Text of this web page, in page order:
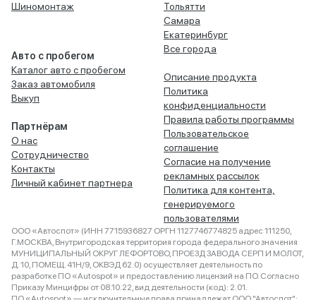
Шиномонтаж
Авто с пробегом
Каталог авто с пробегом
Заказ автомобиля
Выкуп
Партнёрам
О нас
Сотрудничество
Контакты
Личный кабинет партнера
Тольятти
Самара
Екатеринбург
Все города
Описание продукта
Политика
конфиденциальности
Правила работы программы
Пользовательское
соглашение
Согласие на получение
рекламных рассылок
Политика для контента,
генерируемого
пользователями
ООО «Автоспот» (ИНН 7715936827 ОРГН 1127746774825 адрес 111250,
Г.МОСКВА, Внутригородская территория города федерального значения
МУНИЦИПАЛЬНЫЙ ОКРУГ ЛЕФОРТОВО, ПРОЕЗД ЗАВОДА СЕРП И МОЛОТ,
Д. 10, ПОМЕЩ. 41Н/9, ОКВЭД 62.0) осуществляет деятельность по
разработке ПО «Autospot» и предоставлению лицензий на ПО. Согласно
Приказу Минцифры от 08.10.22, вид деятельности (код): 2.01.